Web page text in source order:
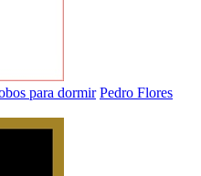
para dormir Pedro Flores